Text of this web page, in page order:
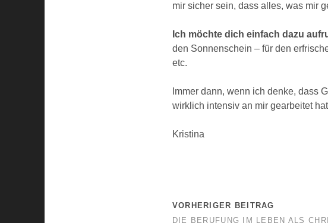
mir sicher sein, dass alles, was mir
Ich möchte dich einfach dazu
den Sonnenschein – für den
etc.
Immer dann, wenn ich denke, dass
wirklich intensiv an mir gearbeitet
Kristina
VORHERIGER BEITRAG
DIE BERUFUNG IM LEBEN ALS